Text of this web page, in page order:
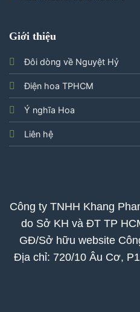
Giới thiệu
Đôi dòng về Nguyệt Hỷ
Điện hoa TPHCM
Ý nghĩa Hoa
Liên hệ
Công ty TNHH Khang
do Sở KH và ĐT TP
GĐ/Sở hữu website
Địa chỉ: 720/10 Âu Cơ,